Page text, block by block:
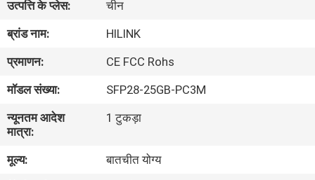
बारे
में
कारखाने
का
उत्पत्ति के प्लेस:
चीन
ब्रांड नाम:
HILINK
प्रमाणन:
CE FCC Rohs
मॉडल संख्या:
SFP28-25GB-PC3M
न्यूनतम आदेश
मात्रा:
1 टुकड़ा
मूल्य:
बातचीत योग्य